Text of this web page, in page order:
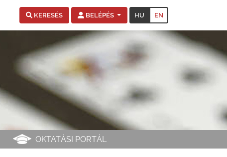
KERESÉS BELÉPÉS HU EN
OKTATÁSI PORTÁL